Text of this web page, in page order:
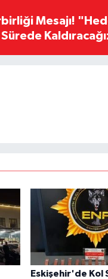
Mesajı!
Sürede
Eskişehir'de Kol